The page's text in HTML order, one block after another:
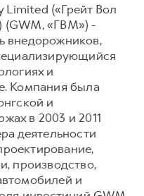
(«Грейт Вол
«ГВМ») -
внедорожников,
и
Компания была
и
в 2003 и 2011
деятельности
производство,
и